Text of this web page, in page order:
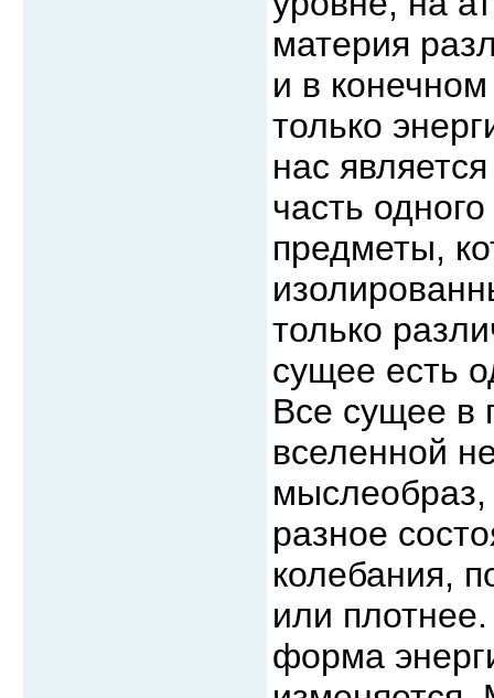
материя
и в конечном
только
нас
часть
предметы,
только
сущее есть
Все сущее в
вселенной
мыслеобраз,
разное
колебания,
или
форма